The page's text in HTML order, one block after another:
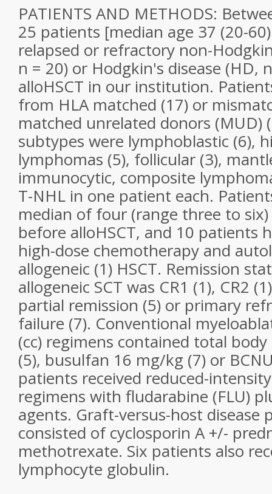
PATIENTS AND METHODS:
25 patients [median age 37 (20-
relapsed or refractory non-
n = 20) or Hodgkin's disease (HD,
alloHSCT in our institution.
from HLA matched (17) or
matched unrelated donors (MUD)
subtypes were lymphoblastic (6),
lymphomas (5), follicular (3),
immunocytic, composite
T-NHL in one patient each.
median of four (range three to
before alloHSCT, and 10 patients
high-dose chemotherapy and
allogeneic (1) HSCT. Remission
allogeneic SCT was CR1 (1), CR2
partial remission (5) or primary
failure (7). Conventional
(cc) regimens contained total
(5), busulfan 16 mg/kg (7) or
patients received reduced-
regimens with fludarabine (FLU)
agents. Graft-versus-host disease
consisted of cyclosporin A +/-
methotrexate. Six patients also
lymphocyte globulin.